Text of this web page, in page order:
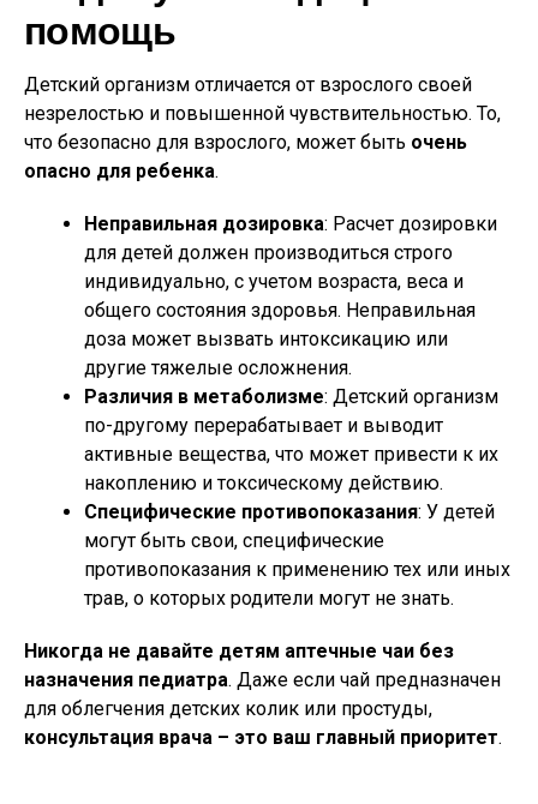
помощь
Детский организм отличается от взрослого своей
незрелостью и повышенной чувствительностью. То,
что безопасно для взрослого, может быть очень
опасно для ребенка.
Неправильная дозировка: Расчет дозировки
для детей должен производиться строго
индивидуально, с учетом возраста, веса и
общего состояния здоровья. Неправильная
доза может вызвать интоксикацию или
другие тяжелые осложнения.
Различия в метаболизме: Детский организм
по-другому перерабатывает и выводит
активные вещества, что может привести к их
накоплению и токсическому действию.
Специфические противопоказания: У детей
могут быть свои, специфические
противопоказания к применению тех или иных
трав, о которых родители могут не знать.
Никогда не давайте детям аптечные чаи без
назначения педиатра. Даже если чай предназначен
для облегчения детских колик или простуды,
консультация врача – это ваш главный приоритет.